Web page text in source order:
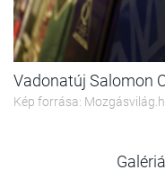
Vadonatúj Salomon
Kép forrása: